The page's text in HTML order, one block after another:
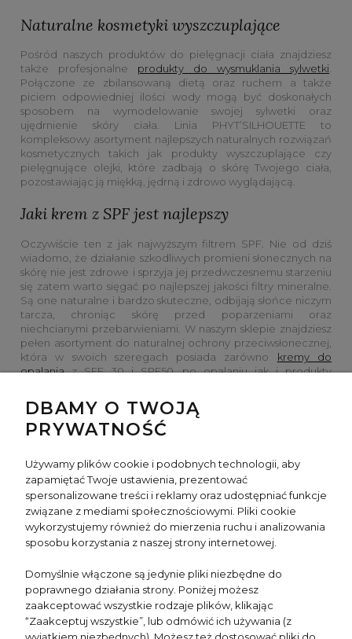
Naturalne kosmetyki wyszczuplające
Pośród naszych produktów do pielęgnacji ciała znajdziesz
także profesjonalne produkty do wysmuklania sylwetki.
Połączone ze zbilansowaną dietą oraz ruchem a także
piciem odpowiedniej ilości wody mogą być doskonałych
sposobem na wymodelowanie swojej sylwetki oraz
ujędrnienie skóry ciała. Linia PHYT’SILHOUETTE to
kompleksowy asortyment najlepszych naturalnych rozwiązań
kosmetycznych takich jak produkty wyszczuplające czy
pielęgnujące olejki, które zadbają o skórę Twojego ciała,
pozostawiając ją miękką, jędrną i zdrowo wyglądającą.
Jaki krem z SPF jest najlepszy
Oczywiście ten z jak najwyższym filtrem SPF. Nie od dziś
wiadomo, że działanie szkodliwych promieni słonecznych na
skórę nie jest zdrowe i sprzyja jej przedwczesnemu starzeniu
się zatem warto sięgać po najlepszej jakości filtry mineralne.
Są one naturalne i bardzo skuteczne, odbijają słońce niczym
tarcza, chroniąc skórę przed poparzeniami oraz
niechcianymi przebarwieniami. W naszym sklepie znajdziesz
pełen asortyment do naturalnej ochrony przeciwsłonecznej,
która w swoich szeregach posiada zarówno kremy do
opalaniaz SFF 30 i SPF50, po opalaniu jak i produkty
INFO
NEWSLETTER
DBAMY O TWOJĄ
PRYWATNOŚĆ
Używamy plików cookie i podobnych technologii, aby
zapamiętać Twoje ustawienia, prezentować
spersonalizowane treści i reklamy oraz udostępniać funkcje
związane z mediami społecznościowymi. Pliki cookie
wykorzystujemy również do mierzenia ruchu i analizowania
sposobu korzystania z naszej strony internetowej.
Domyślnie włączone są jedynie pliki niezbędne do
poprawnego działania strony. Poniżej możesz
zaakceptować wszystkie rodzaje plików, klikając
“Zaakceptuj wszystkie”, lub odmówić ich używania (z